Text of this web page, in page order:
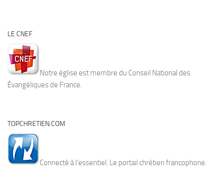
LE CNEF
Notre église est membre du Conseil National des
Évangéliques de France.
TOPCHRETIEN.COM
Connecté à l’essentiel. Le portail chrétien francophone.